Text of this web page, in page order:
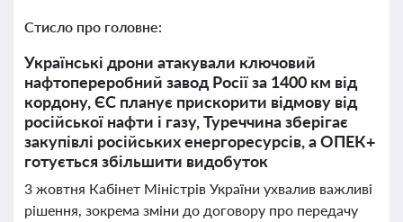
Стисло про головне:
Українські дрони атакували ключовий
нафтопереробний завод Росії за 1400 км від
кордону, ЄС планує прискорити відмову від
російської нафти і газу, Туреччина зберігає
закупівлі російських енергоресурсів, а ОПЕК+
готується збільшити видобуток
3 жовтня Кабінет Міністрів України ухвалив важливі
рішення, зокрема зміни до договору про передачу